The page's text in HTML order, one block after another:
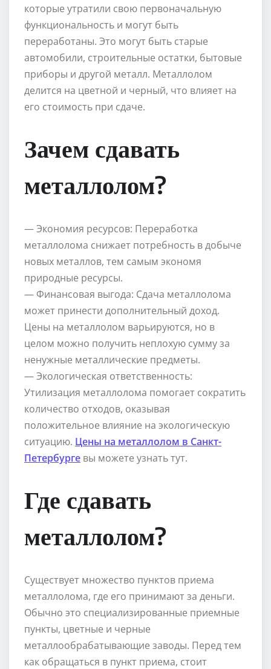
которые утратили свою первоначальную
функциональность и могут быть
переработаны. Это могут быть старые
автомобили, строительные остатки, бытовые
приборы и другой металл. Металлолом
делится на цветной и черный, что влияет на
его стоимость при сдаче.
Зачем сдавать
металлолом?
— Экономия ресурсов: Переработка
металлолома снижает потребность в добыче
новых металлов, тем самым экономя
природные ресурсы.
— Финансовая выгода: Сдача металлолома
может принести дополнительный доход.
Цены на металлолом варьируются, но в
целом можно получить неплохую сумму за
ненужные металлические предметы.
— Экологическая ответственность:
Утилизация металлолома помогает сократить
количество отходов, оказывая
положительное влияние на экологическую
ситуацию. Цены на металлолом в Санкт-
Петербурге вы можете узнать тут.
Где сдавать
металлолом?
Существует множество пунктов приема
металлолома, где его принимают за деньги.
Обычно это специализированные приемные
пункты, цветные и черные
металлообрабатывающие заводы. Перед тем
как обращаться в пункт приема, стоит